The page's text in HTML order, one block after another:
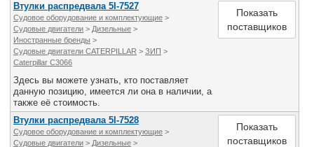
Втулки распредвала 5I-7527
Судовое оборудование и комплектующие >
Судовые двигатели > Дизельные >
Иностранные бренды >
Судовые двигатели CATERPILLAR > ЗИП >
Caterpillar C3066
Здесь вы можете узнать, кто поставляет
данную позицию, имеется ли она в наличии, а
также её стоимость.
Показать
поставщиков
Втулки распредвала 5I-7528
Судовое оборудование и комплектующие >
Судовые двигатели > Дизельные >
Показать
поставщиков